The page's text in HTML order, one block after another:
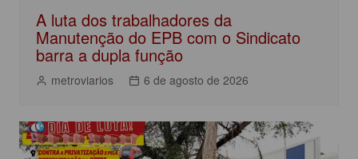
A luta dos trabalhadores da
Manutenção do EPB com o Sindicato
barra a dupla função
metroviarios 6 de agosto de 2026